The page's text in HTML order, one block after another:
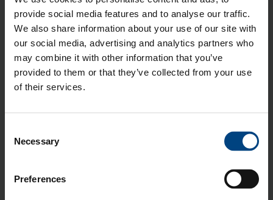
provide social media features and to analyse our traffic.
We also share information about your use of our site with
our social media, advertising and analytics partners who
may combine it with other information that you’ve
provided to them or that they’ve collected from your use
of their services.
Selection
Necessary
Preferences
niiden keskeiset ominaisuudet, säästät
todennäköisesti sekä aikaa että rahaa.
Aiheet:Muovin tuotantomenetelmät,Muovin
työstöpalvelut
Viisi todennäköistä tapaa
epäonnistua muovimateriaalin